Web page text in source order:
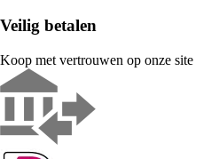
Veilig betalen
Koop met vertrouwen op onze site